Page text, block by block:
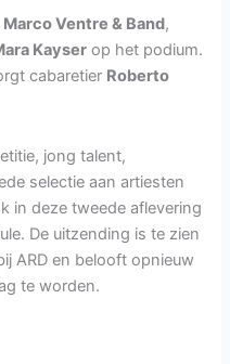
Marco Ventre & Band,
Kayser op het podium.
cabaretier Roberto
jong talent,
selectie aan artiesten
in deze tweede aflevering
De uitzending is te zien
ARD en belooft opnieuw
te worden.